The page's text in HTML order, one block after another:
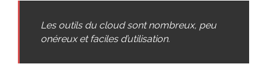
Les outils du cloud sont nombreux, peu
onéreux et faciles d’utilisation.